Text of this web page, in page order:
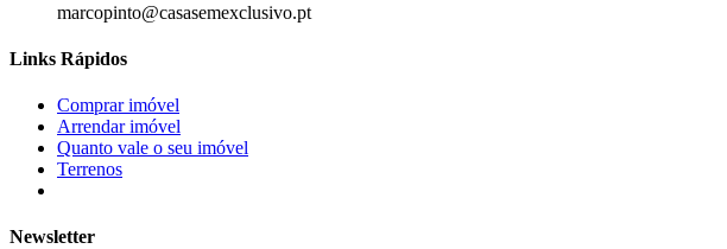
marcopinto@casasemexclusivo.pt
Links Rápidos
Comprar imóvel
Arrendar imóvel
Quanto vale o seu imóvel
Terrenos
Newsletter